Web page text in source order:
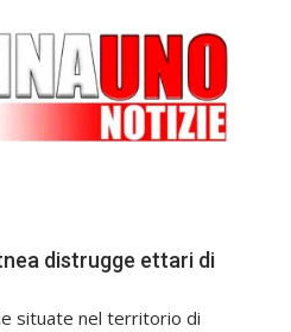
distrugge ettari di
situate nel territorio di